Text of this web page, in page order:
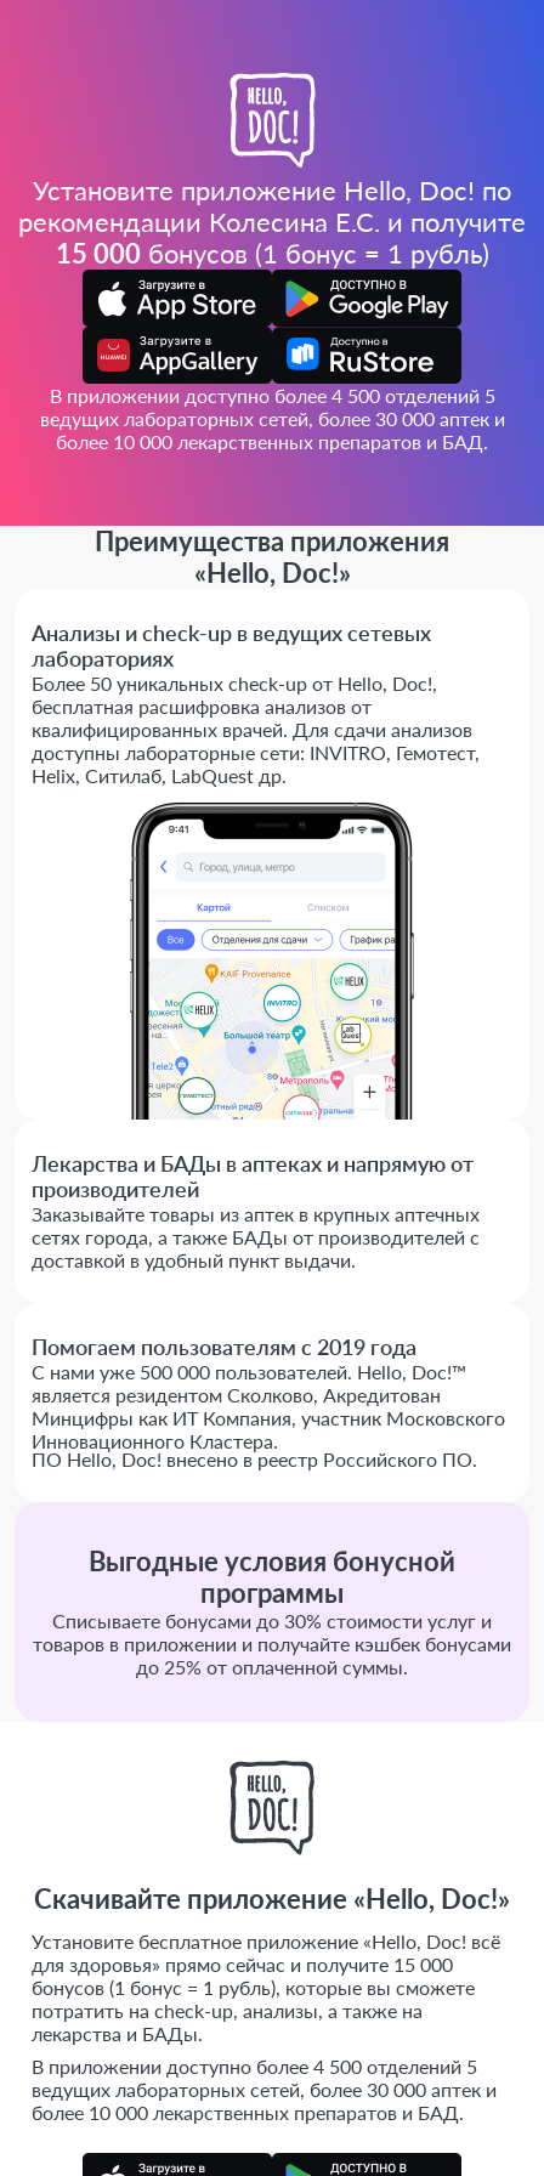
Установите приложение Hello, Doc! по
рекомендации Колесина Е.С. и получите
15 000бонусов (1 бонус = 1 рубль)
В приложении доступно более 4 500 отделений 5
ведущих лабораторных сетей, более 30 000 аптек и
более 10 000 лекарственных препаратов и БАД.
Преимущества приложения
«Hello, Doc!»
Анализы и check-up в ведущих сетевых
лабораториях
Более 50 уникальных check-up от Hello, Doc!,
бесплатная расшифровка анализов от
квалифицированных врачей. Для сдачи анализов
доступны лабораторные сети: INVITRO, Гемотест,
Helix, Ситилаб, LabQuest др.
Лекарства и БАДы в аптеках и напрямую от
производителей
Заказывайте товары из аптек в крупных аптечных
сетях города, а также БАДы от производителей с
доставкой в удобный пункт выдачи.
Помогаем пользователям с 2019 года
С нами уже 500 000 пользователей. Hello, Doc!™
является резидентом Сколково, Акредитован
Минцифры как ИТ Компания, участник Московского
Инновационного Кластера.
ПО Hello, Doc! внесено в реестр Российского ПО.
Выгодные условия бонусной
программы
Списываете бонусами до 30% стоимости услуг и
товаров в приложении и получайте кэшбек бонусами
до 25% от оплаченной суммы.
Скачивайте приложение «Hello, Doc!»
Установите бесплатное приложение «Hello, Doc! всё
для здоровья» прямо сейчас и получите 15 000
бонусов (1 бонус = 1 рубль), которые вы сможете
потратить на check-up, анализы, а также на
лекарства и БАДы.
В приложении доступно более 4 500 отделений 5
ведущих лабораторных сетей, более 30 000 аптек и
более 10 000 лекарственных препаратов и БАД.